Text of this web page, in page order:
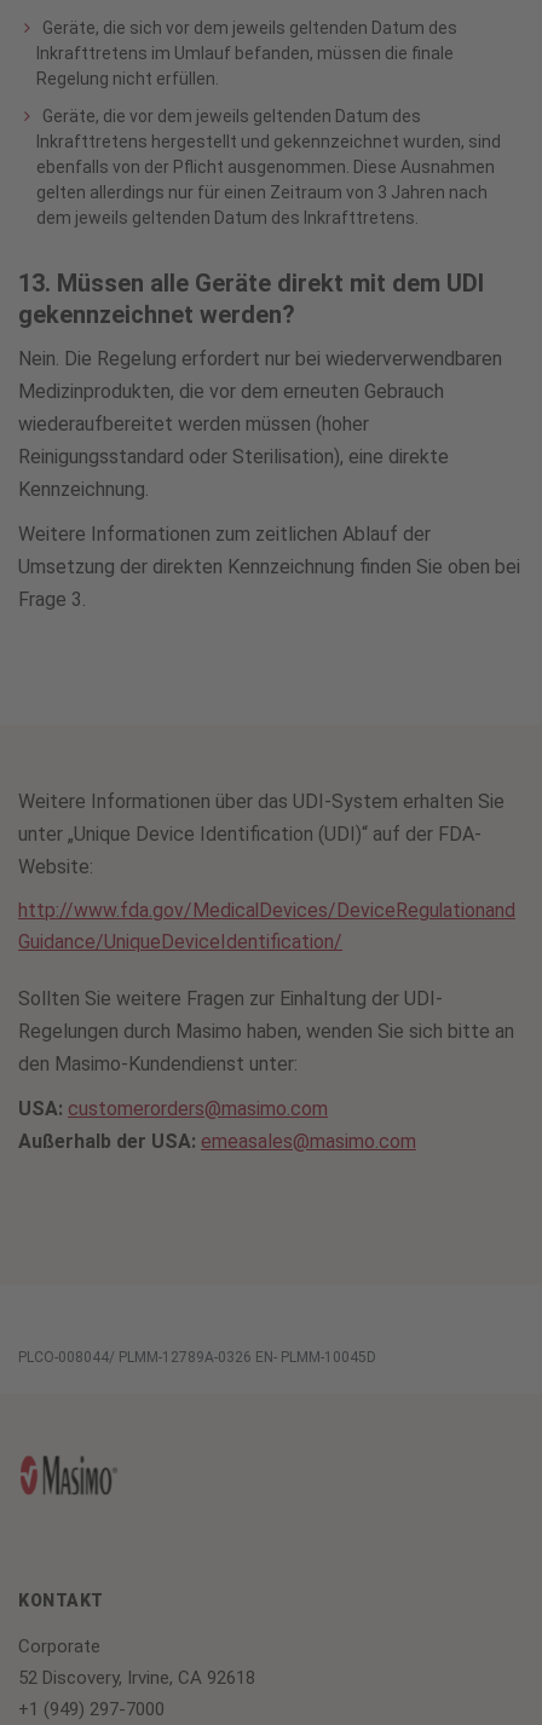
Geräte, die sich vor dem jeweils geltenden Datum des
Inkrafttretens im Umlauf befanden, müssen die finale
Regelung nicht erfüllen.
Geräte, die vor dem jeweils geltenden Datum des
Inkrafttretens hergestellt und gekennzeichnet wurden, sind
ebenfalls von der Pflicht ausgenommen. Diese Ausnahmen
gelten allerdings nur für einen Zeitraum von 3 Jahren nach
dem jeweils geltenden Datum des Inkrafttretens.
13. Müssen alle Geräte direkt mit dem UDI
gekennzeichnet werden?
Nein. Die Regelung erfordert nur bei wiederverwendbaren
Medizinprodukten, die vor dem erneuten Gebrauch
wiederaufbereitet werden müssen (hoher
Reinigungsstandard oder Sterilisation), eine direkte
Kennzeichnung.
Weitere Informationen zum zeitlichen Ablauf der
Umsetzung der direkten Kennzeichnung finden Sie oben bei
Frage 3.
Weitere Informationen über das UDI-System erhalten Sie
unter „Unique Device Identification (UDI)“ auf der FDA-
Website:
http://www.fda.gov/MedicalDevices/DeviceRegulationand
Guidance/UniqueDeviceIdentification/
Sollten Sie weitere Fragen zur Einhaltung der UDI-
Regelungen durch Masimo haben, wenden Sie sich bitte an
den Masimo-Kundendienst unter:
USA: customerorders@masimo.com
Außerhalb der USA: emeasales@masimo.com
PLCO-008044/ PLMM-12789A-0326 EN- PLMM-10045D
KONTAKT
Corporate
52 Discovery, Irvine, CA 92618
+1 (949) 297-7000